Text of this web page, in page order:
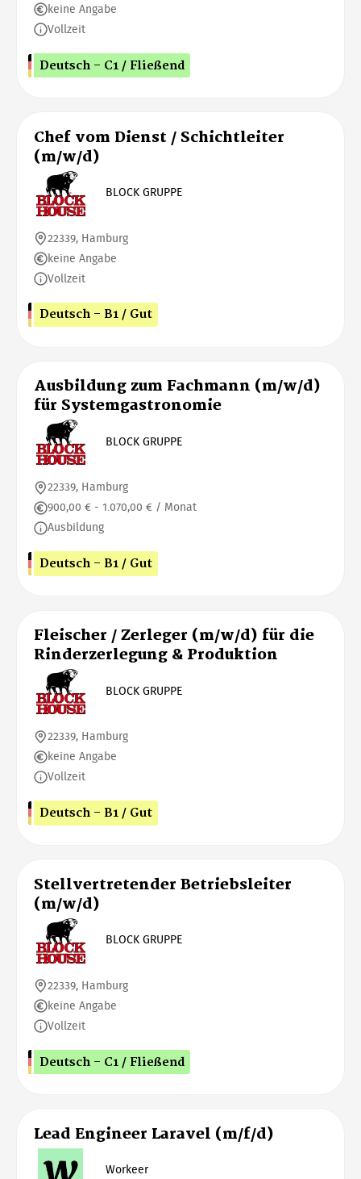
keine Angabe
Vollzeit
Deutsch - C1 / Fließend
Chef vom Dienst / Schichtleiter
(m/w/d)
BLOCK GRUPPE
22339, Hamburg
keine Angabe
Vollzeit
Deutsch - B1 / Gut
Ausbildung zum Fachmann (m/w/d)
für Systemgastronomie
BLOCK GRUPPE
22339, Hamburg
900,00 € - 1.070,00 € / Monat
Ausbildung
Deutsch - B1 / Gut
Fleischer / Zerleger (m/w/d) für die
Rinderzerlegung & Produktion
BLOCK GRUPPE
22339, Hamburg
keine Angabe
Vollzeit
Deutsch - B1 / Gut
Stellvertretender Betriebsleiter
(m/w/d)
BLOCK GRUPPE
22339, Hamburg
keine Angabe
Vollzeit
Deutsch - C1 / Fließend
Lead Engineer Laravel (m/f/d)
Workeer